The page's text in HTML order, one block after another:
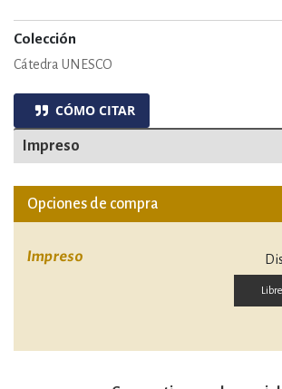
Colección
Cátedra UNESCO
CÓMO CITAR
Impreso
Opciones de compra
Impreso